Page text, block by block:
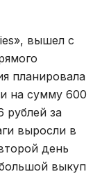
вышел с
планировала
на сумму 600
рублей за
выросли в
день
выкуп